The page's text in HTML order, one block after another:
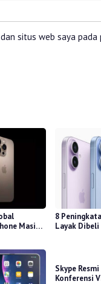
dan situs web saya
Masih
8
Layak Dibeli
Skype
Konferensi